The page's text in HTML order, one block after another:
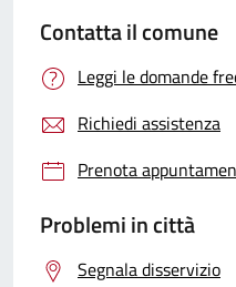
Contatta il comune
Leggi le domande
Richiedi assistenza
Prenota
Problemi in città
Segnala disservizio